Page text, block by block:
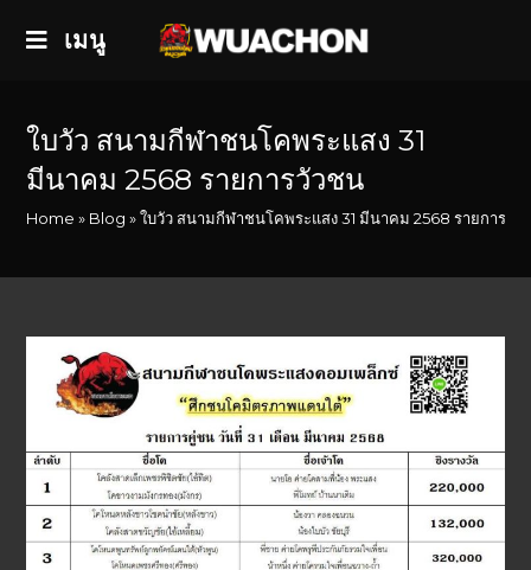
เมนู
ใบวัว สนามกีฬาชนโคพระแสง 31
มีนาคม 2568 รายการวัวชน
Home » Blog »ใบวัว สนามกีฬาชนโคพระแสง 31 มีนาคม 2568 รายการวัว